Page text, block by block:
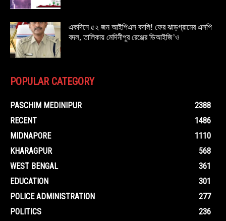
একদিনে ৫২ জন আইপিএস বদলি! ফের ঝাড়গ্রামের এসপি
বদল, তালিকায় মেদিনীপুর রেঞ্জের ডিআইজি’ও
POPULAR CATEGORY
PASCHIM MEDINIPUR
2388
RECENT
1486
MIDNAPORE
1110
KHARAGPUR
568
WEST BENGAL
361
EDUCATION
301
POLICE ADMINISTRATION
277
POLITICS
236